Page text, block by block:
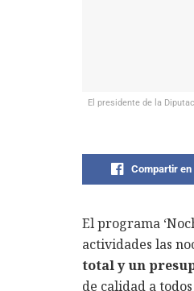
El presidente de la
Compartir en
El programa
actividades las
total y un
de calidad a